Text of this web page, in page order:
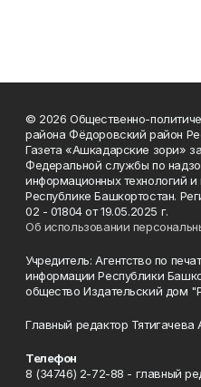
© 2026 Общественно-
района Фёдоровский район
Газета «Ашкадарские зори»
Федеральной службы по
информационных технологий
Республике Башкортостан.
02 - 01804 от 19.05.2025 г.
Об использовании
Учредитель: Агентство по
информации Республики
общество Издательский дом
Главный редактор
Телефон
8 (34746) 2-72-88 - главный